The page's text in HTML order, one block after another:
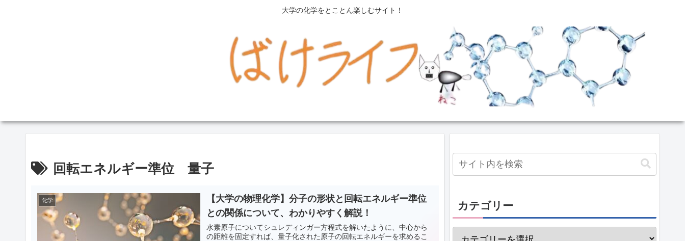
大学の化学をとことん楽しむサイト！
回転エネルギー準位 量子
化学
【大学の物理化学】分子の形状と回転エネルギー準位
との関係について、わかりやすく解説！
水素原子についてシュレディンガー方程式を解いたように、中心から
の距離を固定すれば、量子化された原子の回転エネルギーを求めるこ
カテゴリー